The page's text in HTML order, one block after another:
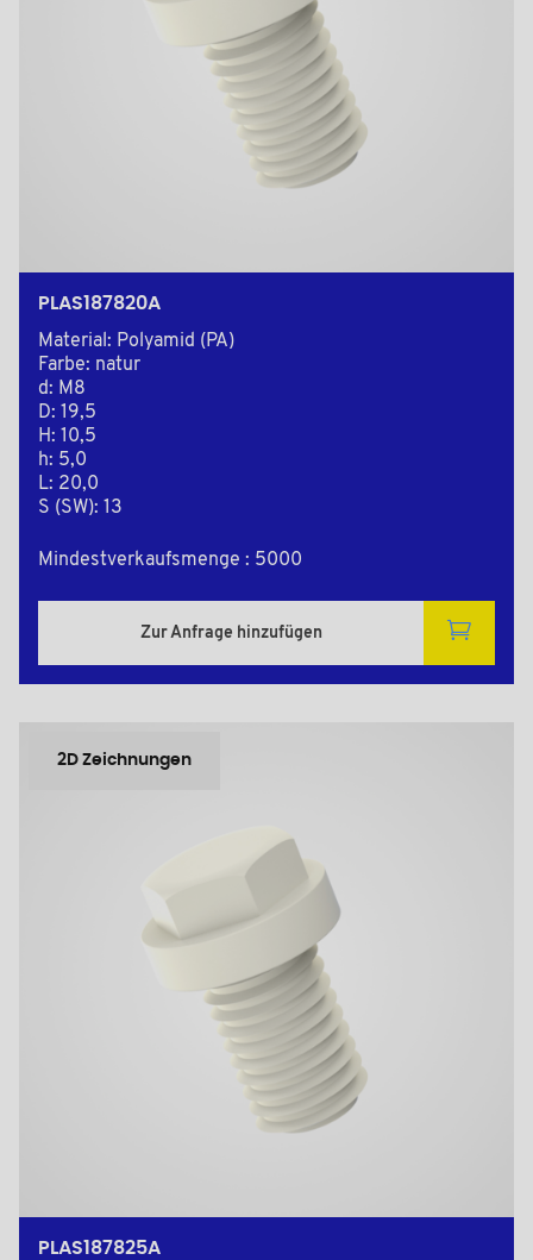
PLAS187820A
Material: Polyamid (PA)
Farbe: natur
d: M8
D: 19,5
H: 10,5
h: 5,0
L: 20,0
S (SW): 13
Mindestverkaufsmenge : 5000
Zur Anfrage hinzufügen
2D Zeichnungen
PLAS187825A